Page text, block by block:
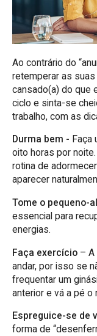
Ao contrário do
retemperar as
cansado(a) do que
ciclo e sinta-se
trabalho, com as
Durma bem - Faça
oito horas por
rotina de
aparecer
Tome o pequeno-
essencial para
energias.
Faça exercício– A
andar, por isso se
frequentar um
anterior e vá a pé o
Espreguice-se de
forma de